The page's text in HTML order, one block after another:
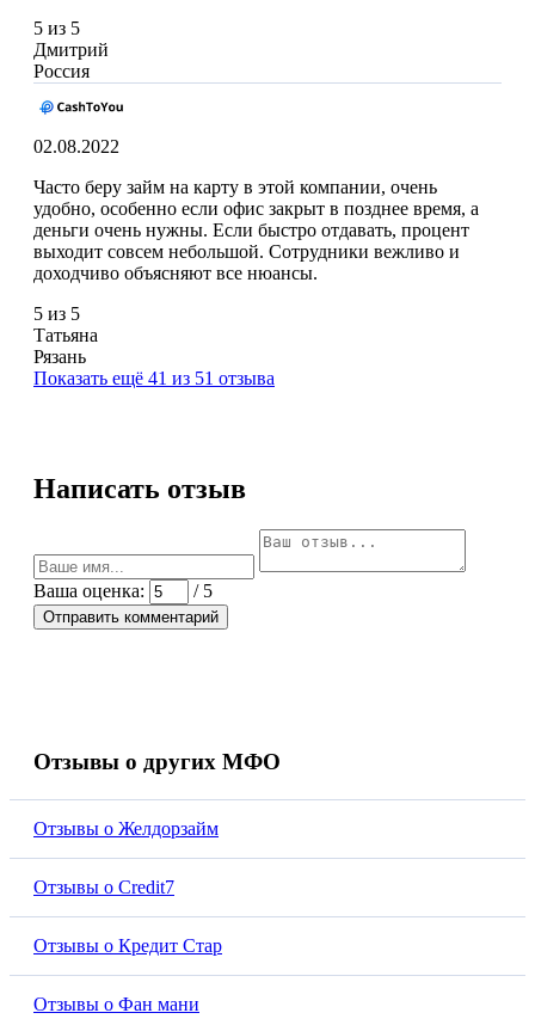
5 из 5
Дмитрий
Россия
02.08.2022
Часто беру займ на карту в этой компании, очень
удобно, особенно если офис закрыт в позднее время, а
деньги очень нужны. Если быстро отдавать, процент
выходит совсем небольшой. Сотрудники вежливо и
доходчиво объясняют все нюансы.
5 из 5
Татьяна
Рязань
Показать ещё 41 из 51 отзыва
Написать отзыв
Ваша оценка: / 5
Отправить комментарий
Отзывы о других МФО
Отзывы о Желдорзайм
Отзывы о Credit7
Отзывы о Кредит Стар
Отзывы о Фан мани